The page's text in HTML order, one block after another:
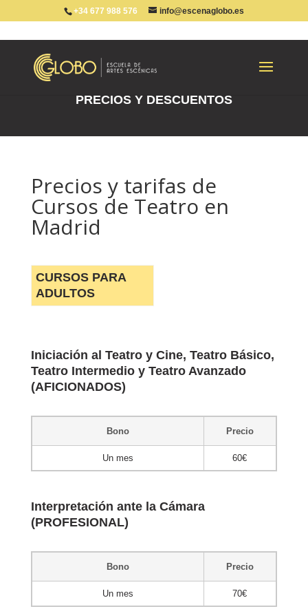
+34 677 988 576 info@escenaglobo.es
PRECIOS Y DESCUENTOS
Precios y tarifas de
Cursos de Teatro en
Madrid
CURSOS PARA
ADULTOS
Iniciación al Teatro y Cine, Teatro Básico,
Teatro Intermedio y Teatro Avanzado
(AFICIONADOS)
Bono Precio
Un mes 60€
Interpretación ante la Cámara
(PROFESIONAL)
Bono Precio
Un mes 70€